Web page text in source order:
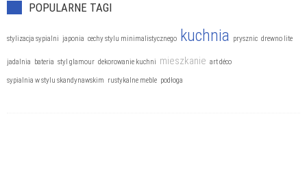
POPULARNE TAGI
stylizacja sypialni japonia cechy stylu minimalistycznego kuchnia prysznic drewno lite
jadalnia bateria styl glamour dekorowanie kuchni mieszkanie art déco
sypialnia w stylu skandynawskim rustykalne meble podłoga